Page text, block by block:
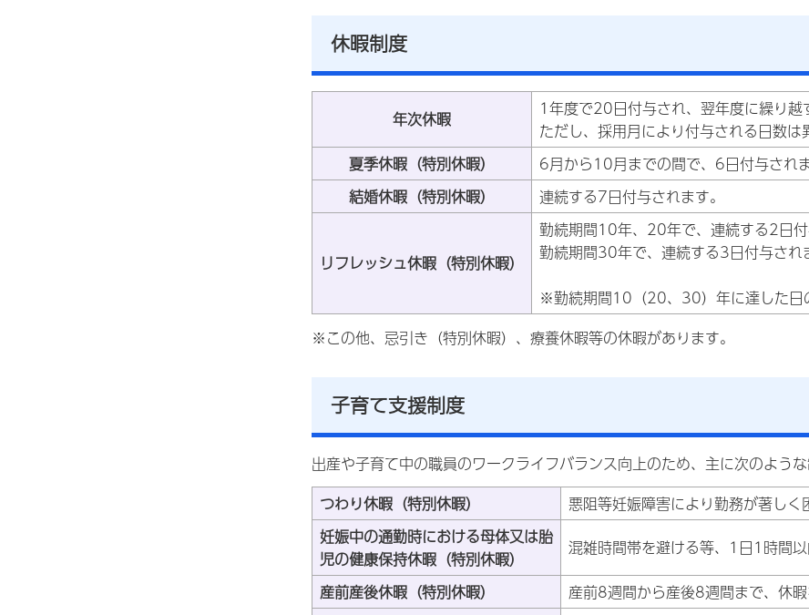
休暇制度
年次休暇
1年度で20日付与され、翌年度に繰り越
ただし、採用月により付与される日数は
夏季休暇（特別休暇）
6月から10月までの間で、6日付与されま
結婚休暇（特別休暇）
連続する7日付与されます。
リフレッシュ休暇（特別休暇）
勤続期間10年、20年で、連続する2日付
勤続期間30年で、連続する3日付与され
※勤続期間10（20、30）年に達した日
※この他、忌引き（特別休暇）、療養休暇等の休暇があります。
子育て支援制度
出産や子育て中の職員のワークライフバランス向上のため、主に次のような
つわり休暇（特別休暇）
悪阻等妊娠障害により勤務が著し
妊娠中の通勤時における母体又は胎
児の健康保持休暇（特別休暇）
混雑時間帯を避ける等、1日1時間以
産前産後休暇（特別休暇）
産前8週間から産後8週間まで、休暇